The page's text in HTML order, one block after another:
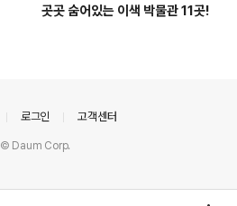
곳곳 숨어있는 이색 박물관 11곳!
로그인 고객센터
© Daum Corp.